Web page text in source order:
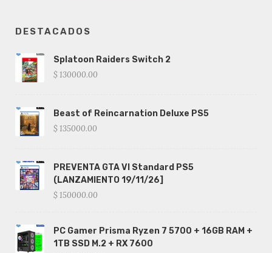
DESTACADOS
Splatoon Raiders Switch 2
$ 130000.00
Beast of Reincarnation Deluxe PS5
$ 135000.00
PREVENTA GTA VI Standard PS5
(LANZAMIENTO 19/11/26]
$ 150000.00
PC Gamer Prisma Ryzen 7 5700 + 16GB RAM +
1TB SSD M.2 + RX 7600